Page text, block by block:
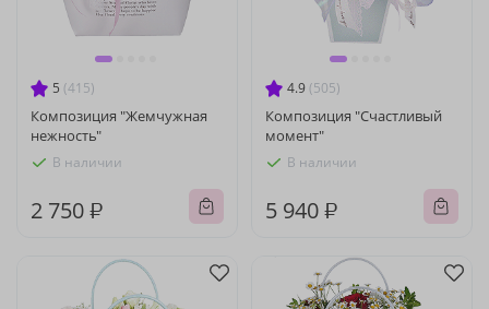
5 (415)
Композиция "Жемчужная
нежность"
В наличии
2 750 ₽
4.9 (505)
Композиция "Счастливый
момент"
В наличии
5 940 ₽